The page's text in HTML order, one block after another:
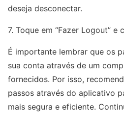
deseja desconectar.
7. Toque em “Fazer Logout” e
É importante lembrar que os
sua conta através de um
fornecidos. Por isso,
passos através do aplicativo
mais segura e eficiente.